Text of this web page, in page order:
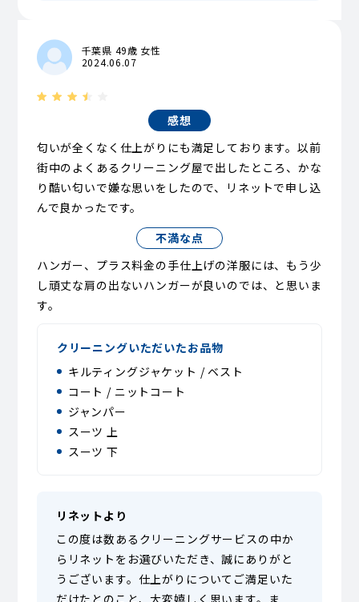
千葉県 49歳 女性
2024.06.07
感想
匂いが全くなく仕上がりにも満足しております。以前
街中のよくあるクリーニング屋で出したところ、かな
り酷い匂いで嫌な思いをしたので、リネットで申し込
んで良かったです。
不満な点
ハンガー、プラス料金の手仕上げの洋服には、もう少
し頑丈な肩の出ないハンガーが良いのでは、と思いま
す。
クリーニングいただいたお品物
キルティングジャケット / ベスト
コート / ニットコート
ジャンパー
スーツ 上
スーツ 下
リネットより
この度は数あるクリーニングサービスの中か
らリネットをお選びいただき、誠にありがと
うございます。仕上がりについてご満足いた
だけたとのこと、大変嬉しく思います。ま